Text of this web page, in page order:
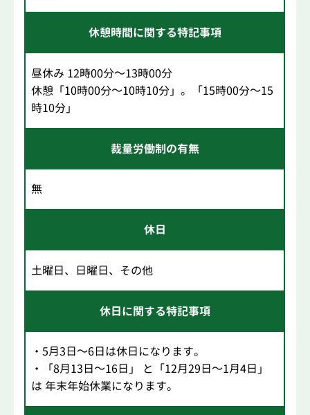
休憩時間に関する特記事項
昼休み 12時00分～13時00分
休憩「10時00分～10時10分」。「15時00分～15
時10分」
裁量労働制の有無
無
休日
土曜日、日曜日、その他
休日に関する特記事項
・5月3日～6日は休日になります。
・「8月13日～16日」 と「12月29日～1月4日」
は 年末年始休業になります。